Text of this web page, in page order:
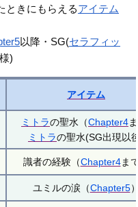
ときにもらえるアイテム
以降・SG(セラフィッ
)
アイテム
ミトラの聖水（Chapter4
ミトラの聖水(SG出現以
識者の経験（Chapter4ま
ユミルの涙（Chapter5